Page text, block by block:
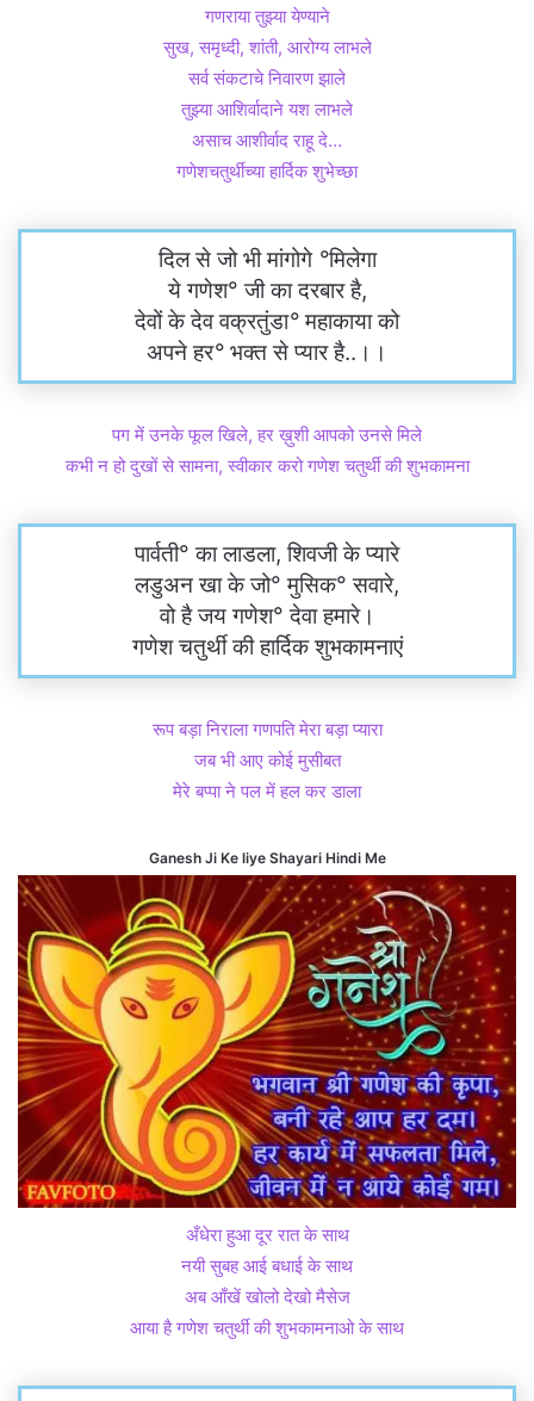
गणराया तुझ्या येण्याने
सुख, समृध्दी, शांती, आरोग्य लाभले
सर्व संकटाचे निवारण झाले
तुझ्या आशिर्वादाने यश लाभले
असाच आशीर्वाद राहू दे…
गणेशचतुर्थीच्या हार्दिक शुभेच्छा
दिल से जो भी मांगोगे °मिलेगा
ये गणेश° जी का दरबार है,
देवों के देव वक्रतुंडा°महाकाया को
अपने हर° भक्त से प्यार है..।।
पग में उनके फूल खिले, हर ख़ुशी आपको उनसे मिले
कभी न हो दुखों से सामना, स्वीकार करो गणेश चतुर्थी की शुभकामना
पार्वती° का लाडला, शिवजी के प्यारे
लडुअन खा के जो° मुसिक° सवारे,
वो है जय गणेश° देवा हमारे।
गणेश चतुर्थी की हार्दिक शुभकामनाएं
रूप बड़ा निराला गणपति मेरा बड़ा प्यारा
जब भी आए कोई मुसीबत
मेरे बप्पा ने पल में हल कर डाला
Ganesh Ji Ke liye Shayari Hindi Me
अँधेरा हुआ दूर रात के साथ
नयी सुबह आई बधाई के साथ
अब आँखें खोलो देखो मैसेज
आया है गणेश चतुर्थी की शुभकामनाओ के साथ